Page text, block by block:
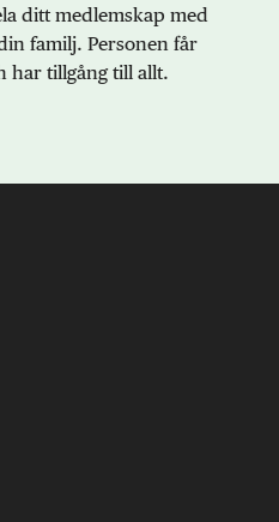
ditt medlemskap med
familj. Personen får
har tillgång till allt.